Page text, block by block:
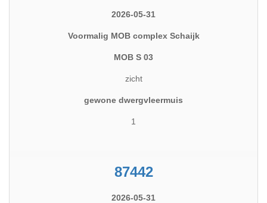
2026-05-31
Voormalig MOB complex Schaijk
MOB S 03
zicht
gewone dwergvleermuis
1
87442
2026-05-31